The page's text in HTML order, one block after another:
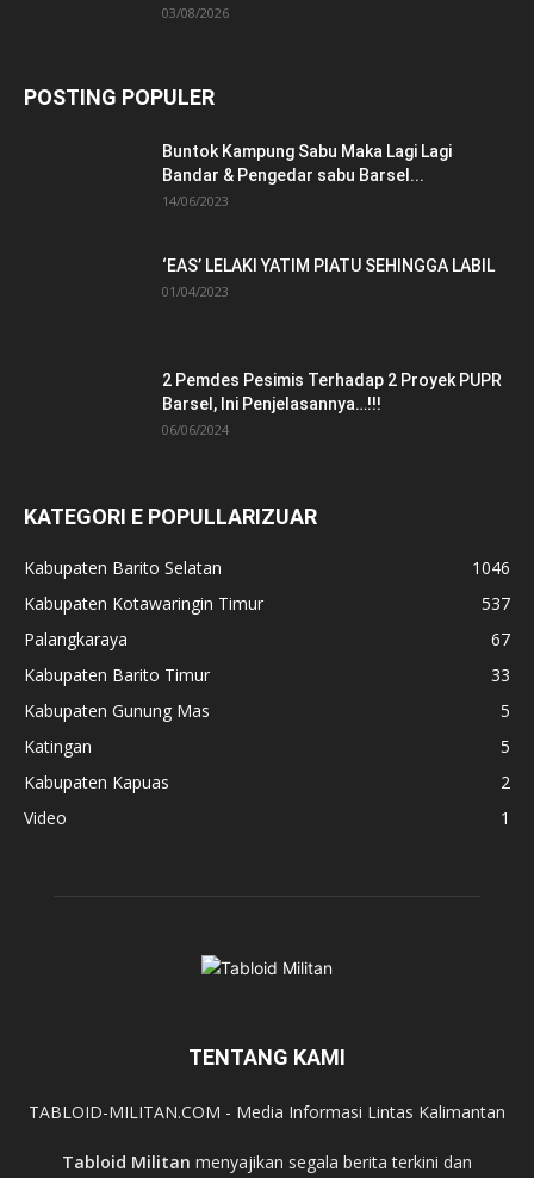
03/08/2026
POSTING POPULER
Buntok Kampung Sabu Maka Lagi Lagi
Bandar & Pengedar sabu Barsel...
14/06/2023
‘EAS’ LELAKI YATIM PIATU SEHINGGA LABIL
01/04/2023
2 Pemdes Pesimis Terhadap 2 Proyek PUPR
Barsel, Ini Penjelasannya…!!!
06/06/2024
KATEGORI E POPULLARIZUAR
Kabupaten Barito Selatan
1046
Kabupaten Kotawaringin Timur
537
Palangkaraya
67
Kabupaten Barito Timur
33
Kabupaten Gunung Mas
5
Katingan
5
Kabupaten Kapuas
2
Video
1
TENTANG KAMI
TABLOID-MILITAN.COM - Media Informasi Lintas Kalimantan
Tabloid Militan menyajikan segala berita terkini dan